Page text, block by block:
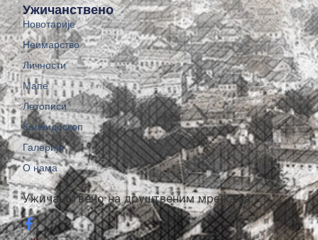
Ужичанствено на друштвеним мрежама:
Ужичанствено
Новотарије
Неимарство
Личности
Мапе
Летописи
Калеидоскоп
Галерије
О нама